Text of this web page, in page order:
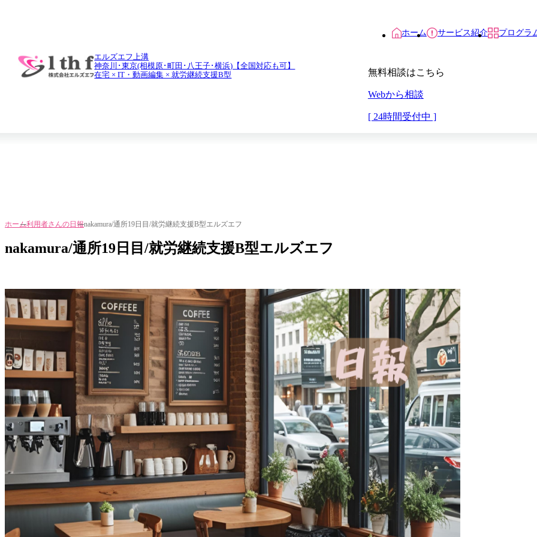
エルズエフ上溝
神奈川･東京(相模原･町田･八王子･横浜)【全国対応も可】
在宅 × IT・動画編集 × 就労継続支援B型
ホーム サービス紹介 プログラ
無料相談はこちら
Webから相談
[ 24時間受付中 ]
ホーム利用者さんの日報nakamura/通所19日目/就労継続支援B型エルズエフ
nakamura/通所19日目/就労継続支援B型エルズエフ